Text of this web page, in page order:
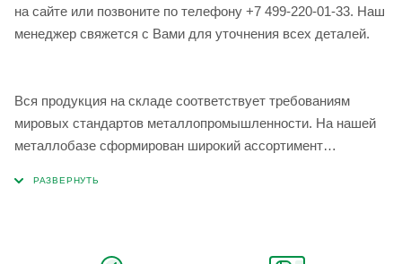
на сайте или позвоните по телефону +7 499-220-01-33. Наш
менеджер свяжется с Вами для уточнения всех деталей.
Вся продукция на складе соответствует требованиям
мировых стандартов металлопромышленности. На нашей
металлобазе сформирован широкий ассортимент